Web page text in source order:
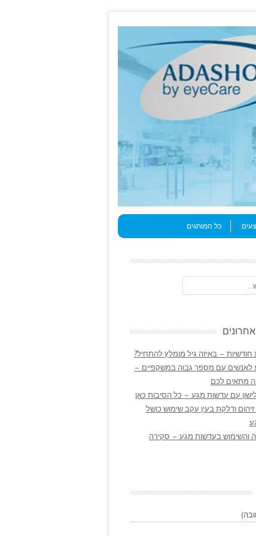
כל המותגים
– באיזה גיל מומלץ להתחיל?
לאנשים עם מספר גבוה במשקפיים –
מתאים לכם
עם עדשות מגע – כל הסיבות כאן
זיהום ודלקת בעין עקב שימוש כושל
והשימוש בעדשות מגע – סקירה